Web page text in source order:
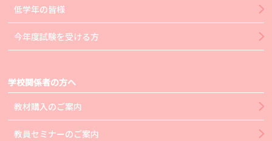
低学年の皆様
今年度試験を受ける方
学校関係者の方へ
教材購入のご案内
教員セミナーのご案内